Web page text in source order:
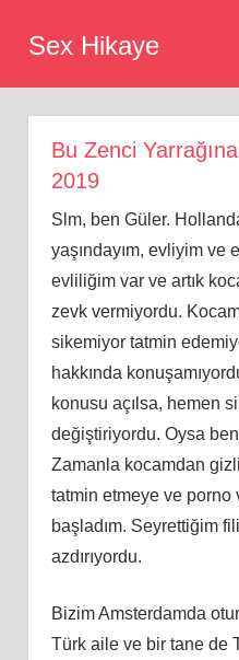
Sex Hikaye
Bu Zenci
2019
Slm, ben Güler.
yaşındayım, evliyim ve
evliliğim var ve artık
zevk vermiyordu.
sikemiyor tatmin
hakkında
konusu açılsa, hemen
değiştiriyordu. Oysa ben
Zamanla kocamdan
tatmin etmeye ve porno
başladım. Seyrettiğim
azdırıyordu.
Bizim Amsterdamda
Türk aile ve bir tane de